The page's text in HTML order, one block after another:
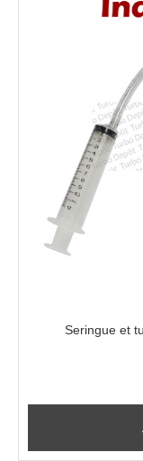
Seringue et